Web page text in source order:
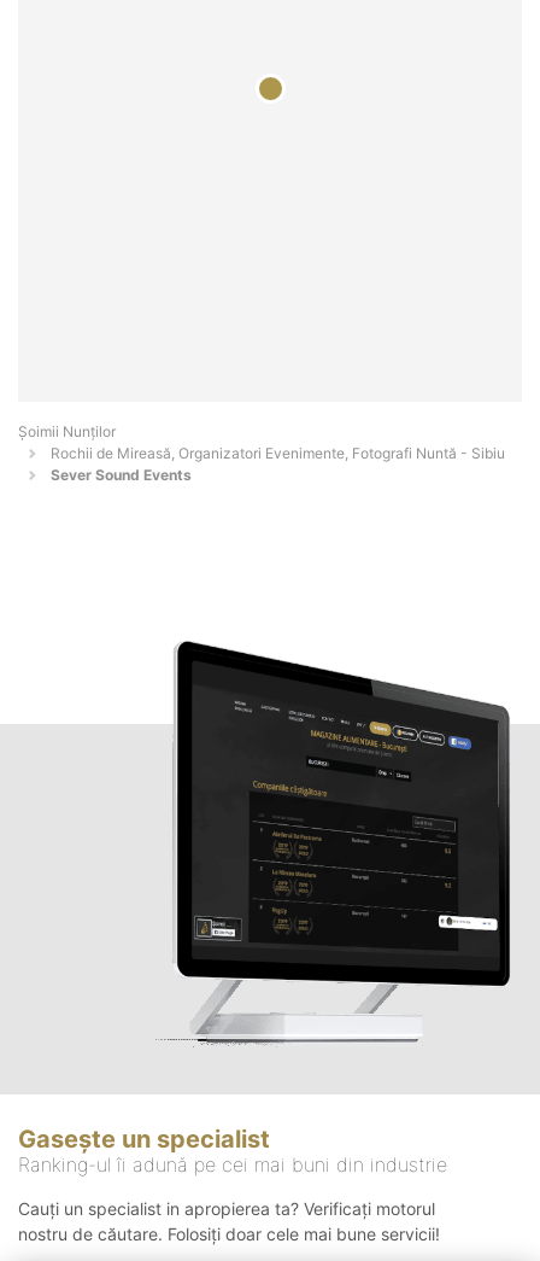
Șoimii Nunților
Rochii de Mireasă, Organizatori Evenimente, Fotografi Nuntă - Sibiu
Sever Sound Events
Gasește un specialist
Ranking-ul îi adună pe cei mai buni din industrie
Cauți un specialist in apropierea ta? Verificați motorul
nostru de căutare. Folosiți doar cele mai bune servicii!